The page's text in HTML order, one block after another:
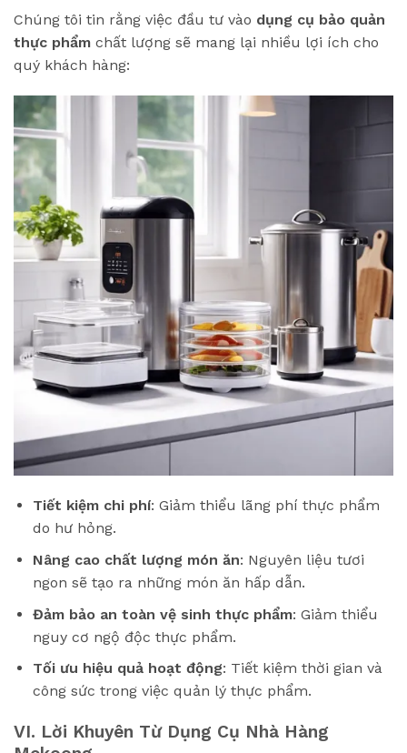
Chúng tôi tin rằng việc đầu tư vào dụng cụ bảo quản
thực phẩm chất lượng sẽ mang lại nhiều lợi ích cho
quý khách hàng:
Tiết kiệm chi phí: Giảm thiểu lãng phí thực phẩm
do hư hỏng.
Nâng cao chất lượng món ăn: Nguyên liệu tươi
ngon sẽ tạo ra những món ăn hấp dẫn.
Đảm bảo an toàn vệ sinh thực phẩm: Giảm thiểu
nguy cơ ngộ độc thực phẩm.
Tối ưu hiệu quả hoạt động: Tiết kiệm thời gian và
công sức trong việc quản lý thực phẩm.
VI. Lời Khuyên Từ Dụng Cụ Nhà Hàng